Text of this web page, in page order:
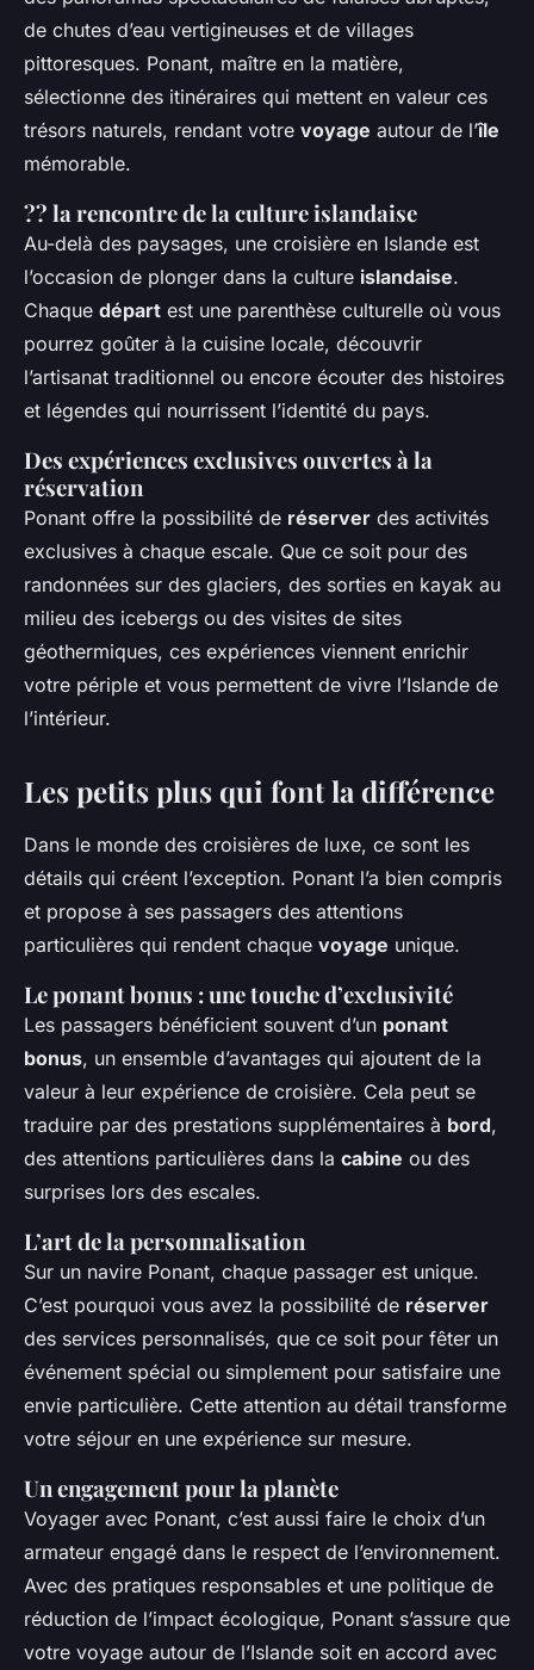
de chutes d’eau vertigineuses et de villages
pittoresques. Ponant, maître en la matière,
sélectionne des itinéraires qui mettent en valeur ces
trésors naturels, rendant votre voyage autour de l’île
mémorable.
?? la rencontre de la culture islandaise
Au-delà des paysages, une croisière en Islande est
l’occasion de plonger dans la culture islandaise.
Chaque départ est une parenthèse culturelle où vous
pourrez goûter à la cuisine locale, découvrir
l’artisanat traditionnel ou encore écouter des histoires
et légendes qui nourrissent l’identité du pays.
Des expériences exclusives ouvertes à la
réservation
Ponant offre la possibilité de réserver des activités
exclusives à chaque escale. Que ce soit pour des
randonnées sur des glaciers, des sorties en kayak au
milieu des icebergs ou des visites de sites
géothermiques, ces expériences viennent enrichir
votre périple et vous permettent de vivre l’Islande de
l’intérieur.
Les petits plus qui font la différence
Dans le monde des croisières de luxe, ce sont les
détails qui créent l’exception. Ponant l’a bien compris
et propose à ses passagers des attentions
particulières qui rendent chaque voyage unique.
Le ponant bonus : une touche d’exclusivité
Les passagers bénéficient souvent d’un ponant
bonus, un ensemble d’avantages qui ajoutent de la
valeur à leur expérience de croisière. Cela peut se
traduire par des prestations supplémentaires à bord,
des attentions particulières dans la cabine ou des
surprises lors des escales.
L’art de la personnalisation
Sur un navire Ponant, chaque passager est unique.
C’est pourquoi vous avez la possibilité de réserver
des services personnalisés, que ce soit pour fêter un
événement spécial ou simplement pour satisfaire une
envie particulière. Cette attention au détail transforme
votre séjour en une expérience sur mesure.
Un engagement pour la planète
Voyager avec Ponant, c’est aussi faire le choix d’un
armateur engagé dans le respect de l’environnement.
Avec des pratiques responsables et une politique de
réduction de l’impact écologique, Ponant s’assure que
votre voyage autour de l’Islande soit en accord avec